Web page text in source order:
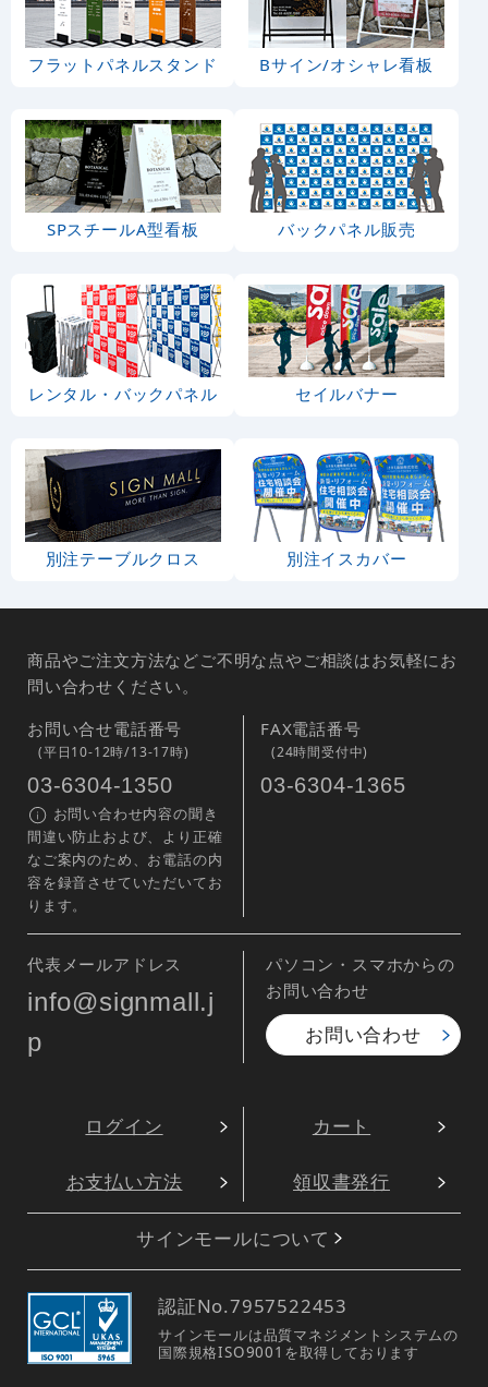
フラットパネルスタンド Bサイン/オシャレ看板
SPスチールA型看板 バックパネル販売
レンタル・バックパネル セイルバナー
別注テーブルクロス 別注イスカバー
商品やご注文方法などご不明な点やご相談はお気軽にお
問い合わせください。
お問い合せ電話番号
(平日10-12時/13-17時)
03-6304-1350
お問い合わせ内容の聞き
間違い防止および、より正確
なご案内のため、お電話の内
容を録音させていただいてお
ります。
FAX電話番号
(24時間受付中)
03-6304-1365
代表メールアドレス
info@signmall.j
p
パソコン・スマホからの
お問い合わせ
お問い合わせ
ログイン カート
お支払い方法 領収書発行
サインモールについて
認証No.7957522453
サインモールは品質マネジメントシステムの
国際規格ISO9001を取得しております